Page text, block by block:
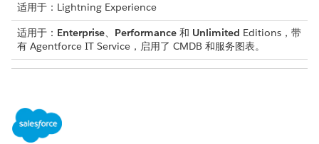
适用于：Lightning Experience
适用于： Enterprise、 Performance 和 Unlimited Editions，带
有 Agentforce IT Service，启用了 CMDB 和服务图表。
管理 CMDB 数据包：
CMDB 数据包提供更新的数据模型，例如配置项目类型、属性和关